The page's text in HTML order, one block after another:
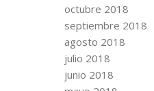
octubre 2018
septiembre 2018
agosto 2018
julio 2018
junio 2018